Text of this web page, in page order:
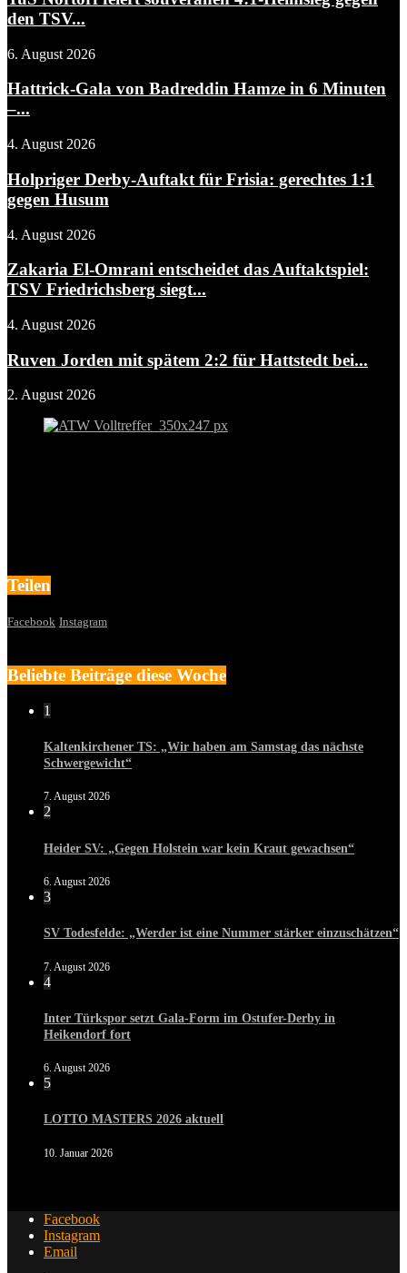
den TSV...
6. August 2026
Hattrick-Gala von Badreddin Hamze in 6 Minuten
–...
4. August 2026
Holpriger Derby-Auftakt für Frisia: gerechtes 1:1
gegen Husum
4. August 2026
Zakaria El-Omrani entscheidet das Auftaktspiel:
TSV Friedrichsberg siegt...
4. August 2026
Ruven Jorden mit spätem 2:2 für Hattstedt bei...
2. August 2026
Teilen
Facebook Instagram
Beliebte Beiträge diese Woche
1
Kaltenkirchener TS: „Wir haben am Samstag das nächste
Schwergewicht“
7. August 2026
2
Heider SV: „Gegen Holstein war kein Kraut gewachsen“
6. August 2026
3
SV Todesfelde: „Werder ist eine Nummer stärker einzuschätzen“
7. August 2026
4
Inter Türkspor setzt Gala-Form im Ostufer-Derby in
Heikendorf fort
6. August 2026
5
LOTTO MASTERS 2026 aktuell
10. Januar 2026
Facebook
Instagram
Email